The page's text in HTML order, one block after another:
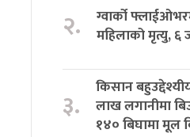
२.
ग्वार्को
महिलाको मृत्यु, ६
३.
किसान
लाख लगानीमा
१४० बिघामा मूल